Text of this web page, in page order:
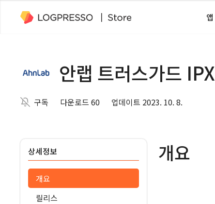
앱
안랩 트러스가드 IPX
구독 다운로드 60 업데이트 2023. 10. 8.
상세정보
개요
릴리스
개요